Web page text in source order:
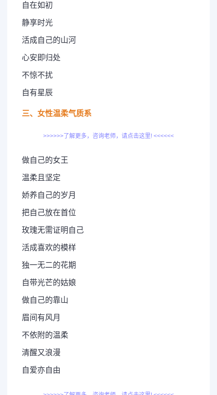
自在如初
静享时光
活成自己的山河
心安即归处
不惊不扰
自有星辰
三、女性温柔气质系
>>>>>>了解更多，咨询老师，请点击这里! <<<<<<
做自己的女王
温柔且坚定
娇养自己的岁月
把自己放在首位
玫瑰无需证明自己
活成喜欢的模样
独一无二的花期
自带光芒的姑娘
做自己的靠山
眉间有风月
不依附的温柔
清醒又浪漫
自爱亦自由